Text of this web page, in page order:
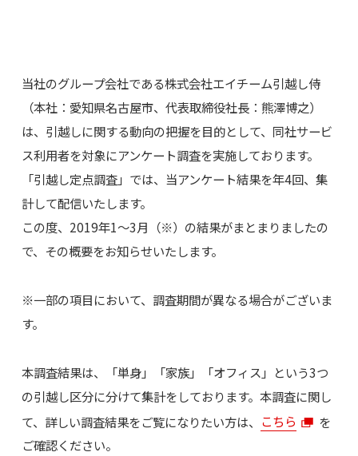
当社のグループ会社である株式会社エイチーム引越し侍
（本社：愛知県名古屋市、代表取締役社長：熊澤博之）
は、引越しに関する動向の把握を目的として、同社サービ
ス利用者を対象にアンケート調査を実施しております。
「引越し定点調査」では、当アンケート結果を年4回、集
計して配信いたします。
この度、2019年1～3月（※）の結果がまとまりましたの
で、その概要をお知らせいたします。
※一部の項目において、調査期間が異なる場合がございま
す。
本調査結果は、「単身」「家族」「オフィス」という3つ
の引越し区分に分けて集計をしております。本調査に関し
て、詳しい調査結果をご覧になりたい方は、 こちら
を
ご確認ください。